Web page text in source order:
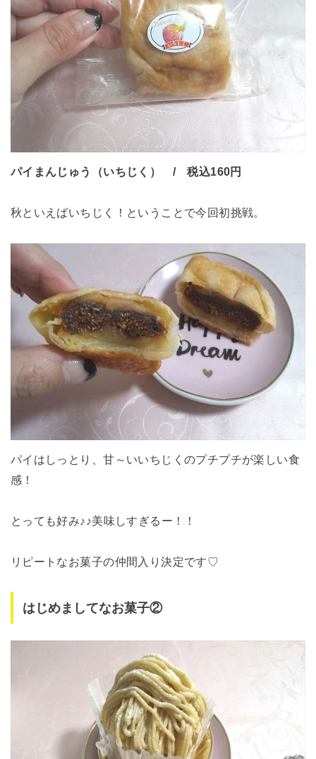
パイまんじゅう（いちじく） / 税込160円
秋といえばいちじく！ということで今回初挑戦。
パイはしっとり、甘～いいちじくのプチプチが楽しい食
感！
とっても好み♪♪美味しすぎるー！！
リピートなお菓子の仲間入り決定です♡
はじめましてなお菓子②